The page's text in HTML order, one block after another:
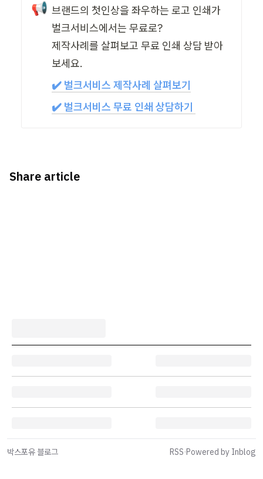
📢 브랜드의 첫인상을 좌우하는 로고 인쇄가
벌크서비스에서는 무료로?
제작사례를 살펴보고 무료 인쇄 상담 받아
보세요.
✔️ 벌크서비스 제작사례 살펴보기
✔️ 벌크서비스 무료 인쇄 상담하기
Share article
박스포유 블로그 RSS·Powered by Inblog